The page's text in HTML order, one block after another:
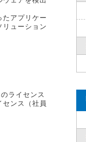
アプリケー
ューション
ライセンス
ンス（社員